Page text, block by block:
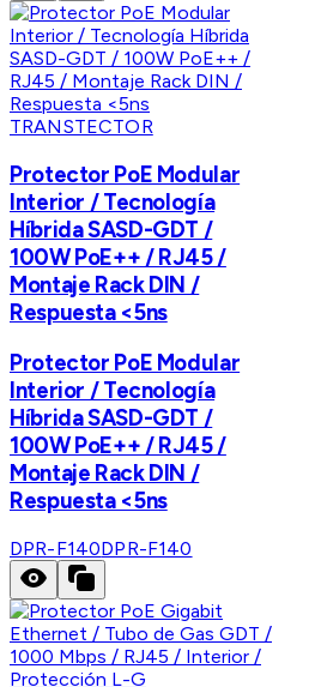
TRANSTECTOR
Protector PoE Modular
Interior / Tecnología
Híbrida SASD-GDT /
100W PoE++ / RJ45 /
Montaje Rack DIN /
Respuesta <5ns
Protector PoE Modular
Interior / Tecnología
Híbrida SASD-GDT /
100W PoE++ / RJ45 /
Montaje Rack DIN /
Respuesta <5ns
DPR-F140DPR-F140